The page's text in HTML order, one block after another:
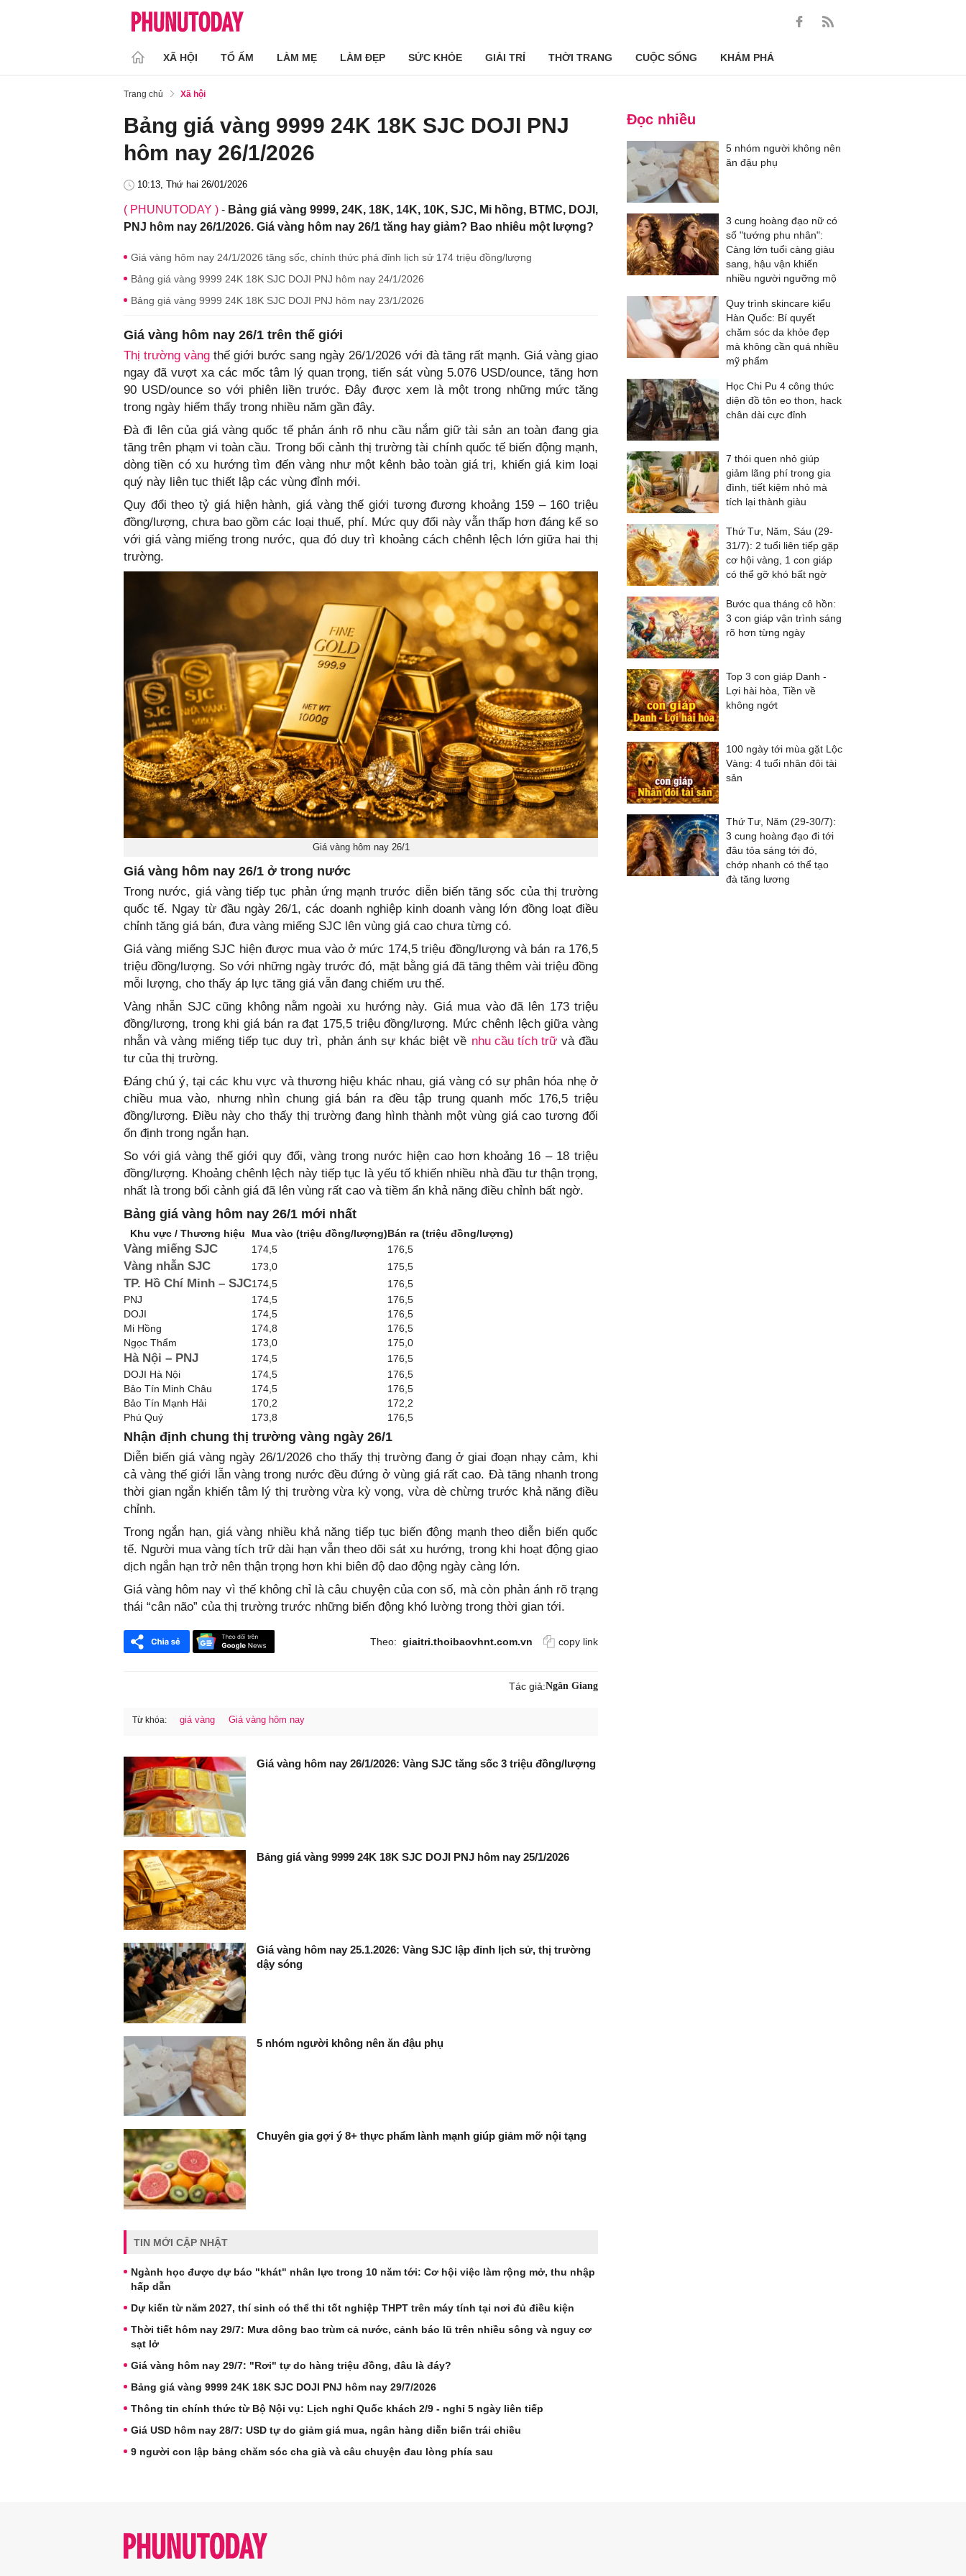
XÃ HỘI TỔ ẤM LÀM MẸ LÀM ĐẸP SỨC KHỎE GIẢI TRÍ THỜI TRANG CUỘC SỐNG KHÁM PHÁ
Trang chủ Xã hội
Bảng giá vàng 9999 24K 18K SJC DOJI PNJ
hôm nay 26/1/2026
10:13, Thứ hai 26/01/2026
( PHUNUTODAY ) - Bảng giá vàng 9999, 24K, 18K, 14K, 10K, SJC, Mi hồng, BTMC, DOJI,
PNJ hôm nay 26/1/2026. Giá vàng hôm nay 26/1 tăng hay giảm? Bao nhiêu một lượng?
Giá vàng hôm nay 24/1/2026 tăng sốc, chính thức phá đỉnh lịch sử 174 triệu đồng/lượng
Bảng giá vàng 9999 24K 18K SJC DOJI PNJ hôm nay 24/1/2026
Bảng giá vàng 9999 24K 18K SJC DOJI PNJ hôm nay 23/1/2026
Giá vàng hôm nay 26/1 trên thế giới
Thị trường vàng thế giới bước sang ngày 26/1/2026 với đà tăng rất mạnh. Giá vàng giao
ngay đã vượt xa các mốc tâm lý quan trọng, tiến sát vùng 5.076 USD/ounce, tăng hơn
90 USD/ounce so với phiên liền trước. Đây được xem là một trong những mức tăng
trong ngày hiếm thấy trong nhiều năm gần đây.
Đà đi lên của giá vàng quốc tế phản ánh rõ nhu cầu nắm giữ tài sản an toàn đang gia
tăng trên phạm vi toàn cầu. Trong bối cảnh thị trường tài chính quốc tế biến động mạnh,
dòng tiền có xu hướng tìm đến vàng như một kênh bảo toàn giá trị, khiến giá kim loại
quý này liên tục thiết lập các vùng đỉnh mới.
Quy đổi theo tỷ giá hiện hành, giá vàng thế giới tương đương khoảng 159 – 160 triệu
đồng/lượng, chưa bao gồm các loại thuế, phí. Mức quy đổi này vẫn thấp hơn đáng kể so
với giá vàng miếng trong nước, qua đó duy trì khoảng cách chênh lệch lớn giữa hai thị
trường.
Giá vàng hôm nay 26/1
Giá vàng hôm nay 26/1 ở trong nước
Trong nước, giá vàng tiếp tục phản ứng mạnh trước diễn biến tăng sốc của thị trường
quốc tế. Ngay từ đầu ngày 26/1, các doanh nghiệp kinh doanh vàng lớn đồng loạt điều
chỉnh tăng giá bán, đưa vàng miếng SJC lên vùng giá cao chưa từng có.
Giá vàng miếng SJC hiện được mua vào ở mức 174,5 triệu đồng/lượng và bán ra 176,5
triệu đồng/lượng. So với những ngày trước đó, mặt bằng giá đã tăng thêm vài triệu đồng
mỗi lượng, cho thấy áp lực tăng giá vẫn đang chiếm ưu thế.
Vàng nhẫn SJC cũng không nằm ngoài xu hướng này. Giá mua vào đã lên 173 triệu
đồng/lượng, trong khi giá bán ra đạt 175,5 triệu đồng/lượng. Mức chênh lệch giữa vàng
nhẫn và vàng miếng tiếp tục duy trì, phản ánh sự khác biệt về nhu cầu tích trữvà đầu
tư của thị trường.
Đáng chú ý, tại các khu vực và thương hiệu khác nhau, giá vàng có sự phân hóa nhẹ ở
chiều mua vào, nhưng nhìn chung giá bán ra đều tập trung quanh mốc 176,5 triệu
đồng/lượng. Điều này cho thấy thị trường đang hình thành một vùng giá cao tương đối
ổn định trong ngắn hạn.
So với giá vàng thế giới quy đổi, vàng trong nước hiện cao hơn khoảng 16 – 18 triệu
đồng/lượng. Khoảng chênh lệch này tiếp tục là yếu tố khiến nhiều nhà đầu tư thận trọng,
nhất là trong bối cảnh giá đã lên vùng rất cao và tiềm ẩn khả năng điều chỉnh bất ngờ.
Bảng giá vàng hôm nay 26/1 mới nhất
Khu vực / Thương hiệu Mua vào (triệu đồng/lượng)Bán ra (triệu đồng/lượng)
Vàng miếng SJC 174,5 176,5
Vàng nhẫn SJC 173,0 175,5
TP. Hồ Chí Minh – SJC174,5
176,5
PNJ
174,5
176,5
DOJI
174,5
176,5
Mi Hồng
174,8
176,5
Ngọc Thẩm
173,0 175,0
Hà Nội – PNJ 174,5
176,5
DOJI Hà Nội
174,5
176,5
Bảo Tín Minh Châu
174,5
176,5
Bảo Tín Mạnh Hải
170,2
172,2
Phú Quý
173,8 176,5
Nhận định chung thị trường vàng ngày 26/1
Diễn biến giá vàng ngày 26/1/2026 cho thấy thị trường đang ở giai đoạn nhạy cảm, khi
cả vàng thế giới lẫn vàng trong nước đều đứng ở vùng giá rất cao. Đà tăng nhanh trong
thời gian ngắn khiến tâm lý thị trường vừa kỳ vọng, vừa dè chừng trước khả năng điều
chỉnh.
Trong ngắn hạn, giá vàng nhiều khả năng tiếp tục biến động mạnh theo diễn biến quốc
tế. Người mua vàng tích trữ dài hạn vẫn theo dõi sát xu hướng, trong khi hoạt động giao
dịch ngắn hạn trở nên thận trọng hơn khi biên độ dao động ngày càng lớn.
Giá vàng hôm nay vì thế không chỉ là câu chuyện của con số, mà còn phản ánh rõ trạng
thái “cân não” của thị trường trước những biến động khó lường trong thời gian tới.
Theo: giaitri.thoibaovhnt.com.vn copy link
Tác giả:Ngân Giang
Từ khóa: giá vàng Giá vàng hôm nay
Giá vàng hôm nay 26/1/2026: Vàng SJC tăng sốc 3 triệu đồng/lượng
Bảng giá vàng 9999 24K 18K SJC DOJI PNJ hôm nay 25/1/2026
Giá vàng hôm nay 25.1.2026: Vàng SJC lập đỉnh lịch sử, thị trường
dậy sóng
5 nhóm người không nên ăn đậu phụ
Chuyên gia gợi ý 8+ thực phẩm lành mạnh giúp giảm mỡ nội tạng
TIN MỚI CẬP NHẬT
Ngành học được dự báo "khát" nhân lực trong 10 năm tới: Cơ hội việc làm rộng mở, thu nhập
hấp dẫn
Dự kiến từ năm 2027, thí sinh có thể thi tốt nghiệp THPT trên máy tính tại nơi đủ điều kiện
Thời tiết hôm nay 29/7: Mưa dông bao trùm cả nước, cảnh báo lũ trên nhiều sông và nguy cơ
sạt lở
Giá vàng hôm nay 29/7: "Rơi" tự do hàng triệu đồng, đâu là đáy?
Bảng giá vàng 9999 24K 18K SJC DOJI PNJ hôm nay 29/7/2026
Thông tin chính thức từ Bộ Nội vụ: Lịch nghỉ Quốc khách 2/9 - nghỉ 5 ngày liên tiếp
Giá USD hôm nay 28/7: USD tự do giảm giá mua, ngân hàng diễn biến trái chiều
9 người con lập bảng chăm sóc cha già và câu chuyện đau lòng phía sau
Đọc nhiều
5 nhóm người không nên
ăn đậu phụ
3 cung hoàng đạo nữ có
số "tướng phu nhân":
Càng lớn tuổi càng giàu
sang, hậu vận khiến
nhiều người ngưỡng mộ
Quy trình skincare kiểu
Hàn Quốc: Bí quyết
chăm sóc da khỏe đẹp
mà không cần quá nhiều
mỹ phẩm
Học Chi Pu 4 công thức
diện đồ tôn eo thon, hack
chân dài cực đỉnh
7 thói quen nhỏ giúp
giảm lãng phí trong gia
đình, tiết kiệm nhỏ mà
tích lại thành giàu
Thứ Tư, Năm, Sáu (29-
31/7): 2 tuổi liên tiếp gặp
cơ hội vàng, 1 con giáp
có thể gỡ khó bất ngờ
Bước qua tháng cô hồn:
3 con giáp vận trình sáng
rõ hơn từng ngày
Top 3 con giáp Danh -
Lợi hài hòa, Tiền về
không ngớt
100 ngày tới mùa gặt Lộc
Vàng: 4 tuổi nhân đôi tài
sản
Thứ Tư, Năm (29-30/7):
3 cung hoàng đạo đi tới
đâu tỏa sáng tới đó,
chớp nhanh có thể tạo
đà tăng lương